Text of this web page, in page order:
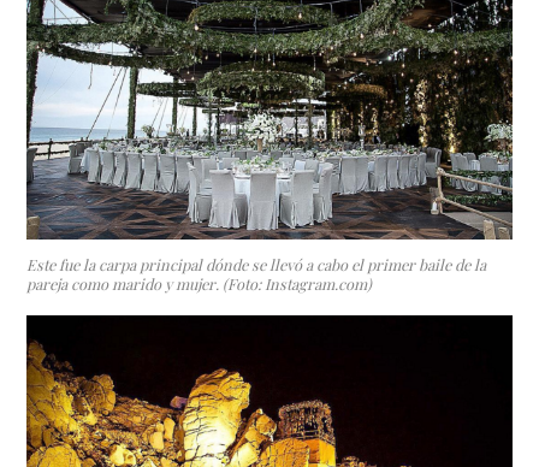
Este fue la carpa principal dónde se llevó a cabo el primer baile de la
pareja como marido y mujer. (Foto: Instagram.com)